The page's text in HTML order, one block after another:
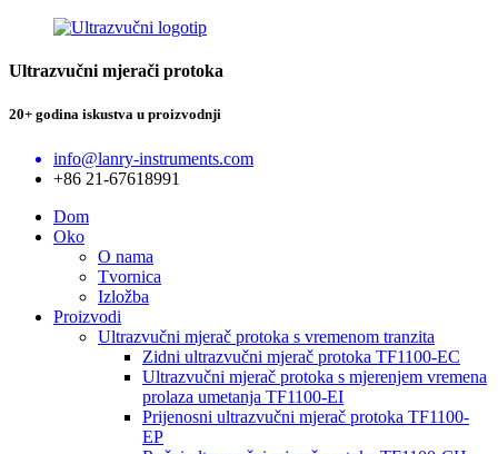
Ultrazvučni mjerači protoka
20+ godina iskustva u proizvodnji
info@lanry-instruments.com
+86 21-67618991
Dom
Oko
O nama
Tvornica
Izložba
Proizvodi
Ultrazvučni mjerač protoka s vremenom tranzita
Zidni ultrazvučni mjerač protoka TF1100-EC
Ultrazvučni mjerač protoka s mjerenjem vremena
prolaza umetanja TF1100-EI
Prijenosni ultrazvučni mjerač protoka TF1100-
EP